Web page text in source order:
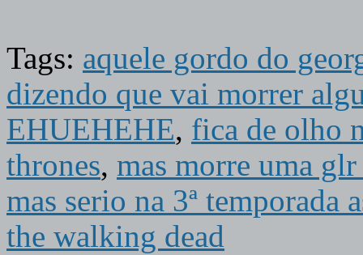
Tags: aquele gordo do
dizendo que vai morrer
EHUEHEHE, fica de olho
thrones, mas morre uma
mas serio na 3ª temporada
the walking dead